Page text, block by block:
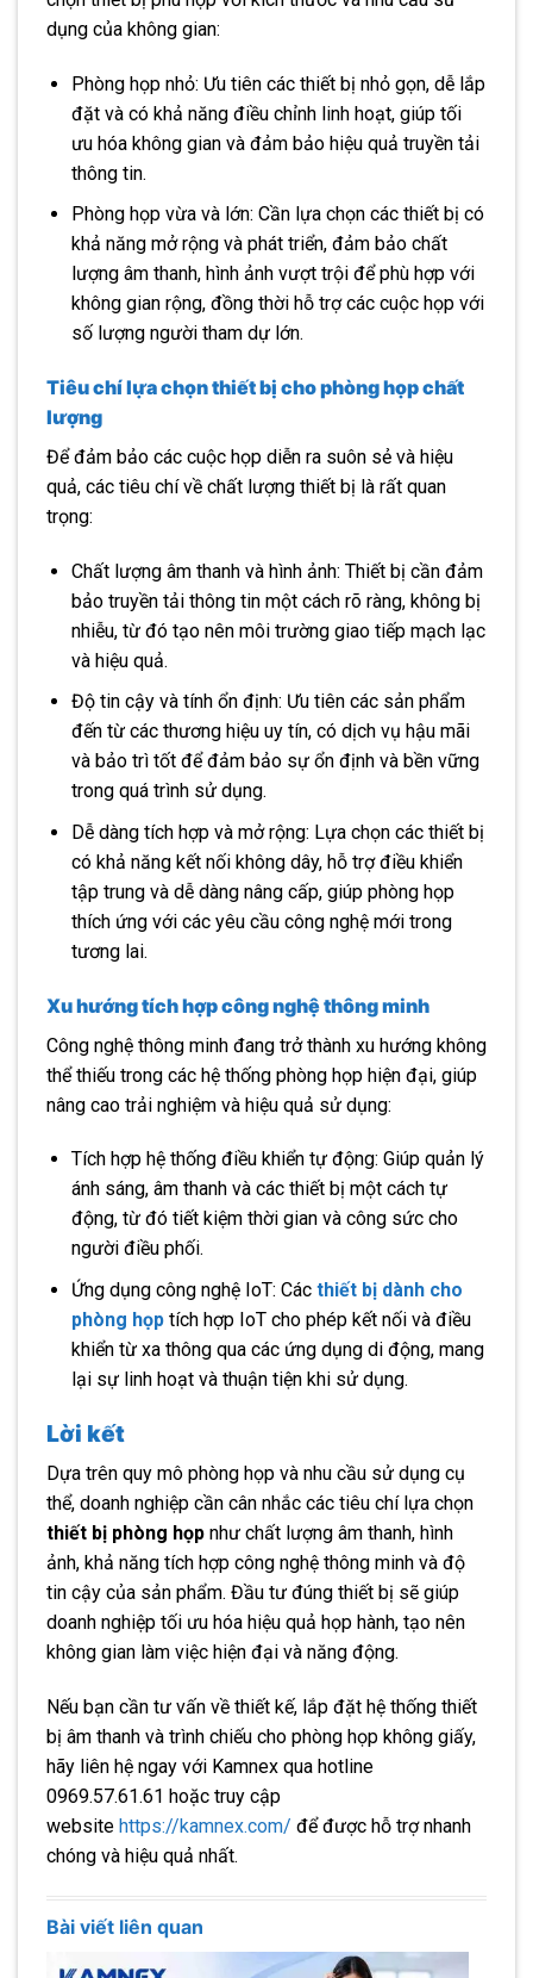
dụng của không gian:
Phòng họp nhỏ: Ưu tiên các thiết bị nhỏ gọn, dễ lắp
đặt và có khả năng điều chỉnh linh hoạt, giúp tối
ưu hóa không gian và đảm bảo hiệu quả truyền tải
thông tin.
Phòng họp vừa và lớn: Cần lựa chọn các thiết bị có
khả năng mở rộng và phát triển, đảm bảo chất
lượng âm thanh, hình ảnh vượt trội để phù hợp với
không gian rộng, đồng thời hỗ trợ các cuộc họp với
số lượng người tham dự lớn.
Tiêu chí lựa chọn thiết bị cho phòng họp chất
lượng
Để đảm bảo các cuộc họp diễn ra suôn sẻ và hiệu
quả, các tiêu chí về chất lượng thiết bị là rất quan
trọng:
Chất lượng âm thanh và hình ảnh: Thiết bị cần đảm
bảo truyền tải thông tin một cách rõ ràng, không bị
nhiễu, từ đó tạo nên môi trường giao tiếp mạch lạc
và hiệu quả.
Độ tin cậy và tính ổn định: Ưu tiên các sản phẩm
đến từ các thương hiệu uy tín, có dịch vụ hậu mãi
và bảo trì tốt để đảm bảo sự ổn định và bền vững
trong quá trình sử dụng.
Dễ dàng tích hợp và mở rộng: Lựa chọn các thiết bị
có khả năng kết nối không dây, hỗ trợ điều khiển
tập trung và dễ dàng nâng cấp, giúp phòng họp
thích ứng với các yêu cầu công nghệ mới trong
tương lai.
Xu hướng tích hợp công nghệ thông minh
Công nghệ thông minh đang trở thành xu hướng không
thể thiếu trong các hệ thống phòng họp hiện đại, giúp
nâng cao trải nghiệm và hiệu quả sử dụng:
Tích hợp hệ thống điều khiển tự động: Giúp quản lý
ánh sáng, âm thanh và các thiết bị một cách tự
động, từ đó tiết kiệm thời gian và công sức cho
người điều phối.
Ứng dụng công nghệ IoT: Các thiết bị dành cho
phòng họptích hợp IoT cho phép kết nối và điều
khiển từ xa thông qua các ứng dụng di động, mang
lại sự linh hoạt và thuận tiện khi sử dụng.
Lời kết
Dựa trên quy mô phòng họp và nhu cầu sử dụng cụ
thể, doanh nghiệp cần cân nhắc các tiêu chí lựa chọn
thiết bị phòng họp như chất lượng âm thanh, hình
ảnh, khả năng tích hợp công nghệ thông minh và độ
tin cậy của sản phẩm. Đầu tư đúng thiết bị sẽ giúp
doanh nghiệp tối ưu hóa hiệu quả họp hành, tạo nên
không gian làm việc hiện đại và năng động.
Nếu bạn cần tư vấn về thiết kế, lắp đặt hệ thống thiết
bị âm thanh và trình chiếu cho phòng họp không giấy,
hãy liên hệ ngay với Kamnex qua hotline
0969.57.61.61 hoặc truy cập
website https://kamnex.com/ để được hỗ trợ nhanh
chóng và hiệu quả nhất.
Bài viết liên quan